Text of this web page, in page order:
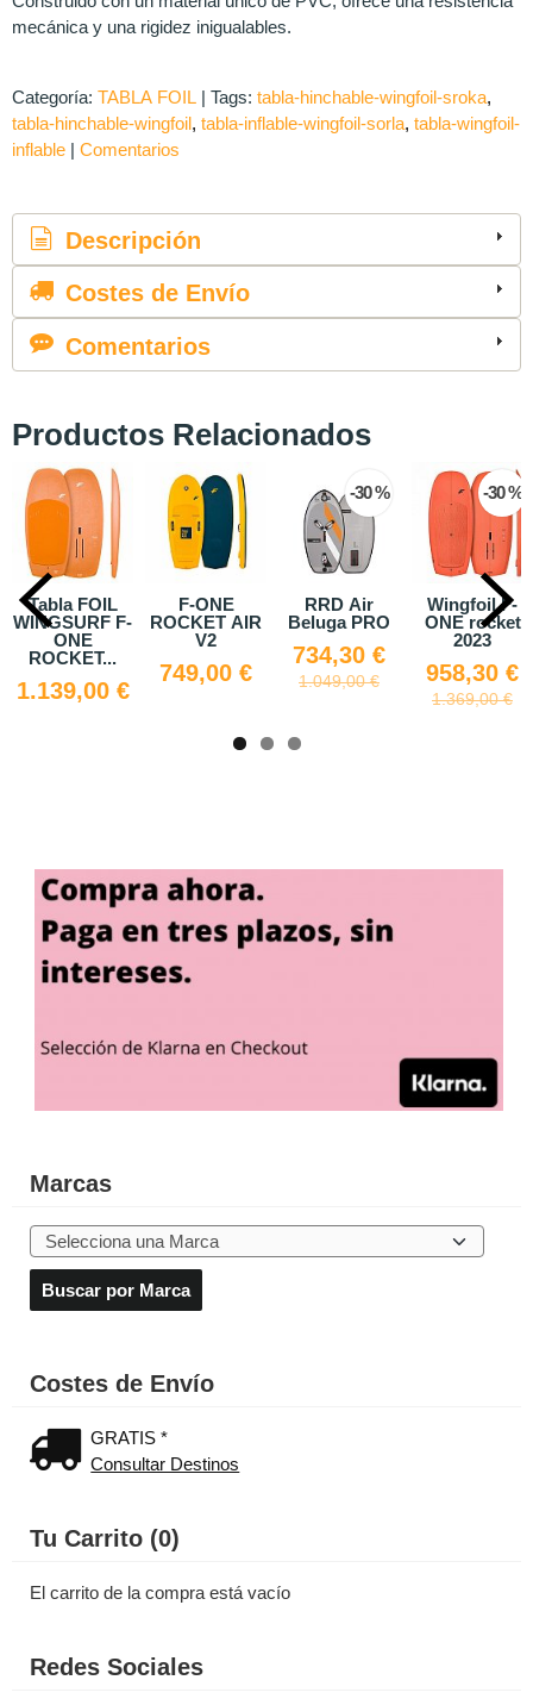
Marcas
Costes de Envío
GRATIS *
Consultar Destinos
Tu Carrito (0)
El carrito de la compra está vacío
Redes Sociales
mecánica y una rigidez inigualables.
Categoría: TABLA FOIL | Tags: tabla-hinchable-wingfoil-sroka
tabla-hinchable-wingfoil tabla-inflable-wingfoil-sorla tabla-wingfoil-
inflable | Comentarios
Descripción
Costes de Envío
Comentarios
Productos Relacionados
Tabla FOIL
WINGSURF F-
ONE
ROCKET...
1.139,00 €
F-ONE
ROCKET AIR
V2
749,00 €
-30 %
RRD Air
Beluga PRO
734,30 €
1.049,00 €
-30 %
Wingfoil F-
ONE rocket
2023
958,30 €
1.369,00 €